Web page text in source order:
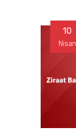
10
Nisan